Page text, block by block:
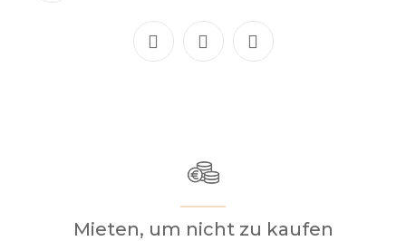
Mieten, um nicht zu kaufen